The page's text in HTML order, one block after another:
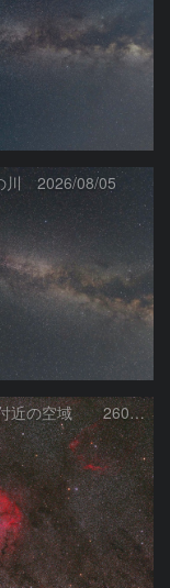
川 2026/08/05
IC1396付近の空域 260720